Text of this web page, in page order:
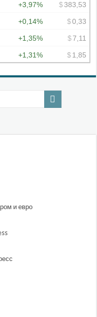
и евро